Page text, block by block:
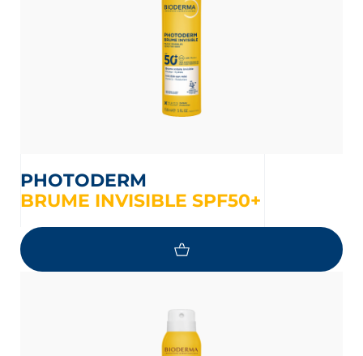
PHOTODERM
BRUME INVISIBLE SPF50+